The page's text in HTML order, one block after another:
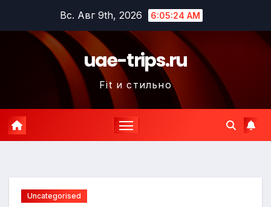
содержимому
Вс. Авг 9th, 2026 6:05:25 AM
uae-trips.ru
Fit и стильно
Uncategorised